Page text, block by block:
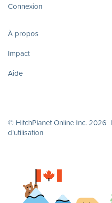
Connexion
À propos
Impact
Aide
© HitchPlanet Online Inc. 2026 |
d'utilisation